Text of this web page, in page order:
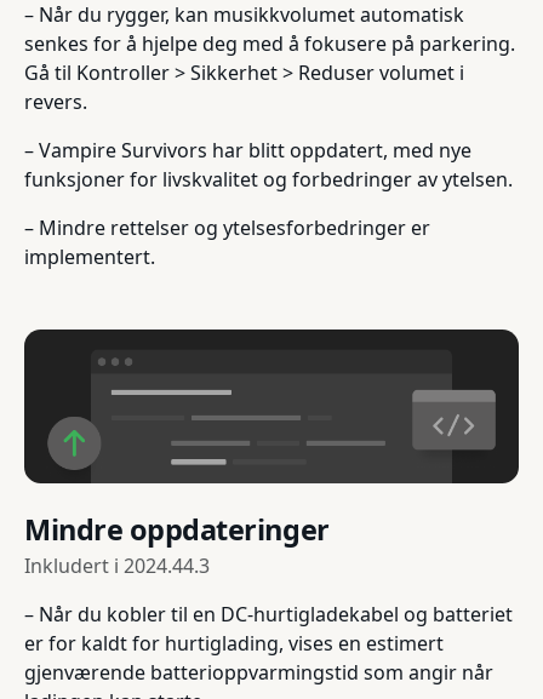
– Når du rygger, kan musikkvolumet automatisk
senkes for å hjelpe deg med å fokusere på parkering.
Gå til Kontroller > Sikkerhet > Reduser volumet i
revers.
– Vampire Survivors har blitt oppdatert, med nye
funksjoner for livskvalitet og forbedringer av ytelsen.
– Mindre rettelser og ytelsesforbedringer er
implementert.
Mindre oppdateringer
Inkludert i 2024.44.3
– Når du kobler til en DC-hurtigladekabel og batteriet
er for kaldt for hurtiglading, vises en estimert
gjenværende batterioppvarmingstid som angir når